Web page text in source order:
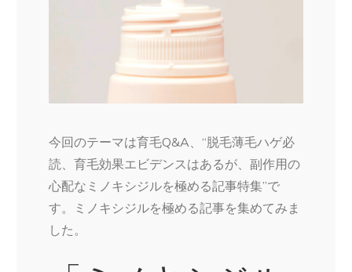
今回のテーマは育毛Q&A、“脱毛薄毛ハゲ必
読、育毛効果エビデンスはあるが、副作用の
心配なミノキシジルを極める記事特集”で
す。ミノキシジルを極める記事を集めてみま
した。